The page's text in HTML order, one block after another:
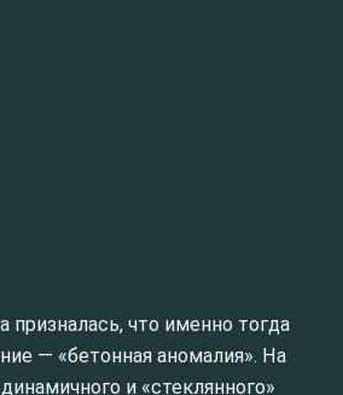
призналась, что именно тогда
— «бетонная аномалия». На
и «стеклянного»